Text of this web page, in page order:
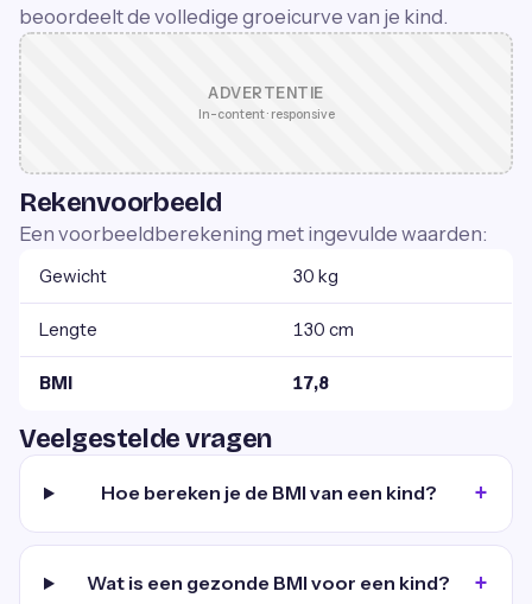
beoordeelt de volledige groeicurve van je kind.
ADVERTENTIE
In-content · responsive
Rekenvoorbeeld
Een voorbeeldberekening met ingevulde waarden:
Gewicht 30 kg
Lengte 130 cm
BMI 17,8
Veelgestelde vragen
Hoe bereken je de BMI van een kind?
Wat is een gezonde BMI voor een kind?